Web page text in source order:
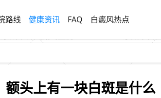
路线 健康资讯 FAQ 白癜风热点
头上有一块白斑是什么